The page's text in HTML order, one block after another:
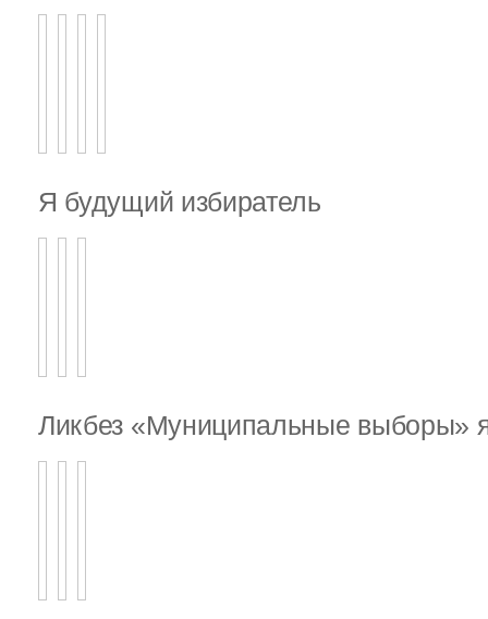
Я будущий избиратель
Ликбез «Муниципальные выборы»